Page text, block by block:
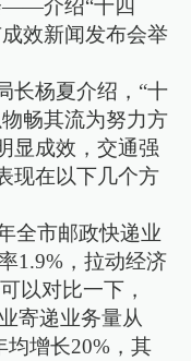
——介绍“十四
效新闻发布会举
长杨夏介绍，“十
畅其流为努力方
显成效，交通强
现在以下几个方
全市邮政快递业
1.9%，拉动经济
以对比一下，
寄递业务量从
均增长20%，其